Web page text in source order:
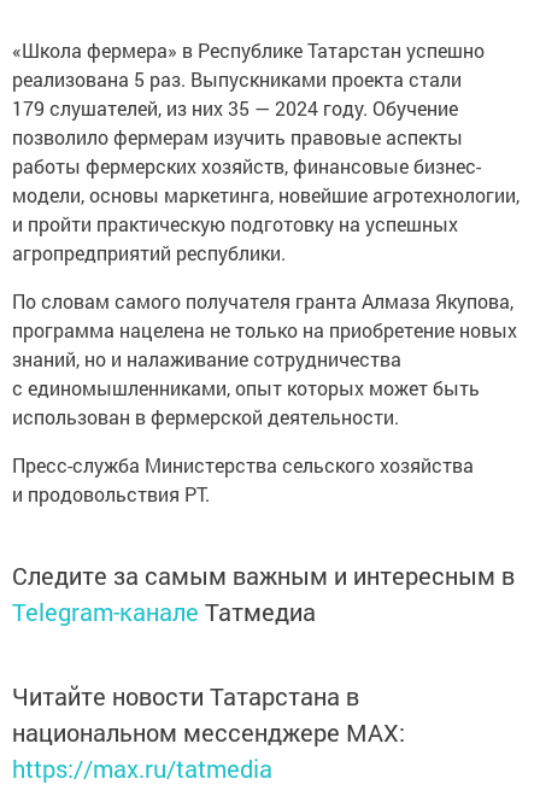
«Школа фермера» в Республике Татарстан успешно
реализована 5 раз. Выпускниками проекта стали
179 слушателей, из них 35 — 2024 году. Обучение
позволило фермерам изучить правовые аспекты
работы фермерских хозяйств, финансовые бизнес-
модели, основы маркетинга, новейшие агротехнологии,
и пройти практическую подготовку на успешных
агропредприятий республики.
По словам самого получателя гранта Алмаза Якупова,
программа нацелена не только на приобретение новых
знаний, но и налаживание сотрудничества
с единомышленниками, опыт которых может быть
использован в фермерской деятельности.
Пресс-служба Министерства сельского хозяйства
и продовольствия РТ.
Следите за самым важным и интересным в
Telegram-канале Татмедиа
Читайте новости Татарстана в
национальном мессенджере MАХ:
https://max.ru/tatmedia